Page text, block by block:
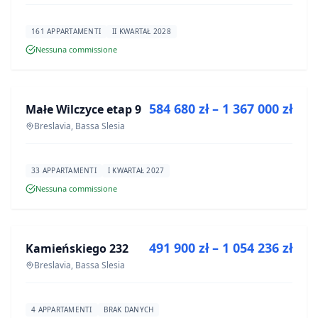
161 APPARTAMENTI II KWARTAŁ 2028
Nessuna commissione
PROGETTO
Małe Wilczyce etap 9
Breslavia, Bassa Slesia
584 680 zł – 1 367 000 zł
33 APPARTAMENTI I KWARTAŁ 2027
Nessuna commissione
PROGETTO
Kamieńskiego 232
Breslavia, Bassa Slesia
491 900 zł – 1 054 236 zł
4 APPARTAMENTI BRAK DANYCH